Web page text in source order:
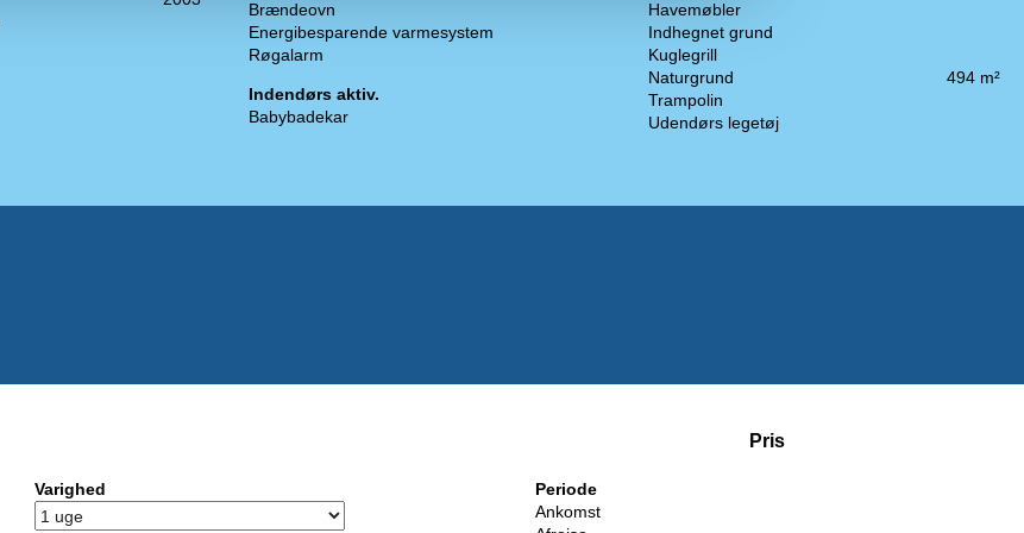
Brændeovn
Energibesparende varmesystem
Røgalarm
Indendørs aktiv.
Babybadekar
Havemøbler
Indhegnet grund
Kuglegrill
Naturgrund
494 m²
Trampolin
Udendørs legetøj
Varighed
Pris
Periode
Ankomst